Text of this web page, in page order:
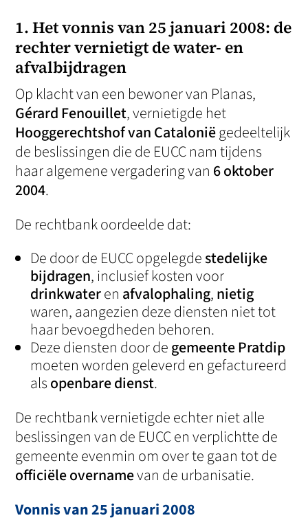
1. Het vonnis van 25 januari 2008: de
rechter vernietigt de water- en
afvalbijdragen
Op klacht van een bewoner van Planas,
Gérard Fenouillet, vernietigde het
Hooggerechtshof van Cataloniëgedeeltelijk
de beslissingen die de EUCC nam tijdens
haar algemene vergadering van 6 oktober
2004.
De rechtbank oordeelde dat:
De door de EUCC opgelegdestedelijke
bijdragen, inclusief kosten voor
drinkwateren afvalophaling,nietig
waren, aangezien deze diensten niet tot
haar bevoegdheden behoren.
Deze diensten door degemeente Pratdip
moeten worden geleverd en gefactureerd
alsopenbare dienst.
De rechtbank vernietigde echter niet alle
beslissingen van de EUCC en verplichtte de
gemeente evenmin om over te gaan tot de
officiële overnamevan de urbanisatie.
Vonnis van 25 januari 2008